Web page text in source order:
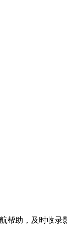
帮助，及时收